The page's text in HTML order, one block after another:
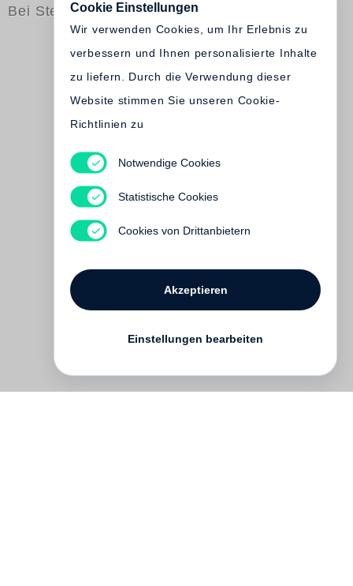
Bei Steidl erschienen
Heiner Thofern
Entrances
€ 38.00
Cookie Einstellungen
Wir verwenden Cookies, um Ihr Erlebnis zu
verbessern und Ihnen personalisierte Inhalte
zu liefern. Durch die Verwendung dieser
Website stimmen Sie unseren Cookie-
Richtlinien zu
Notwendige Cookies
Statistische Cookies
Cookies von Drittanbietern
Akzeptieren
Einstellungen bearbeiten